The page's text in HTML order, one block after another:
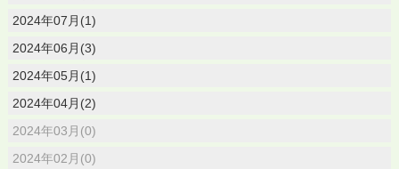
2024年07月(1)
2024年06月(3)
2024年05月(1)
2024年04月(2)
2024年03月(0)
2024年02月(0)